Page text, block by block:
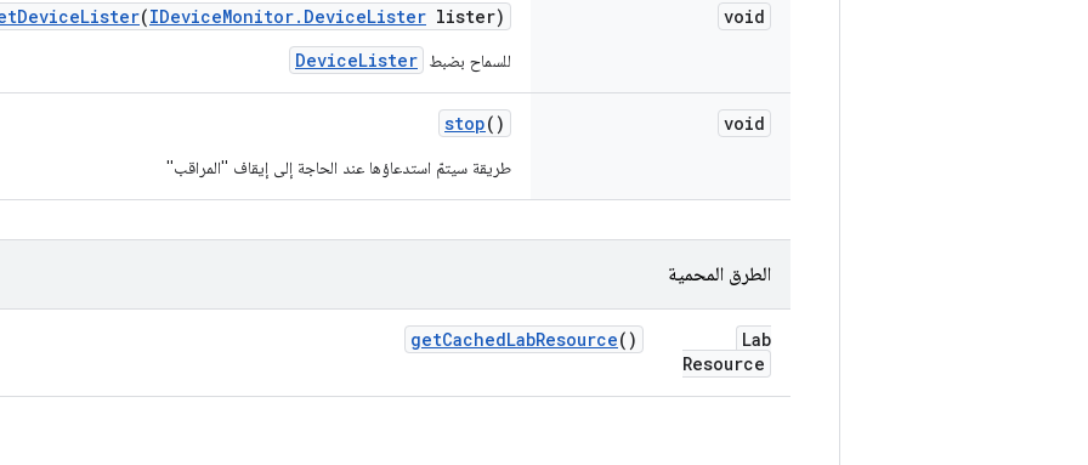
void
DeviceLister(IDeviceMonitor. DeviceLister lister)
للسماح بضبط DeviceLister
void
stop()
طريقة سيتمّ استدعاؤها عند الحاجة إلى إيقاف "المراقب"
الطرق المحمية
Lab
Resource
getCachedLabResource()